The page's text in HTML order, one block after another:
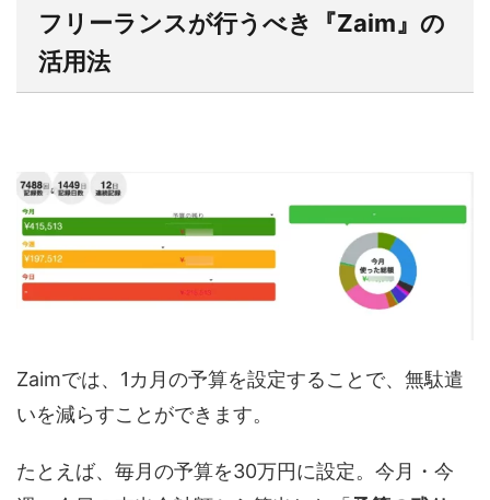
フリーランスが行うべき『Zaim』の
活用法
Zaimでは、1カ月の予算を設定することで、無駄遣
いを減らすことができます。
たとえば、毎月の予算を30万円に設定。今月・今